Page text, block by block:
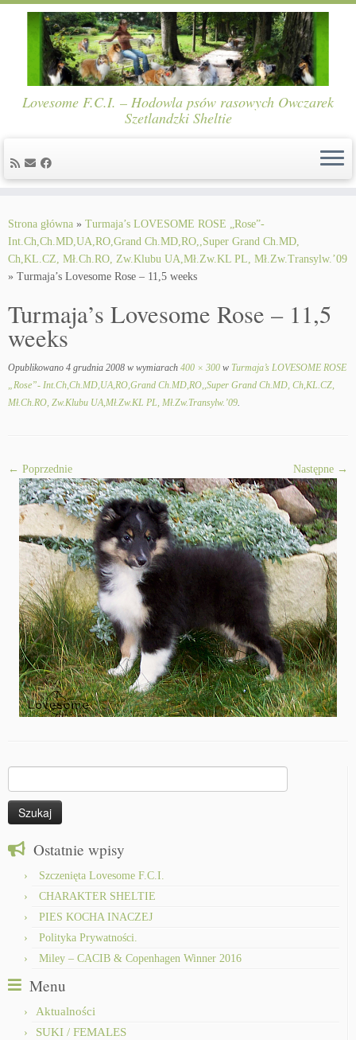
content
Lovesome F.C.I. – Hodowla psów rasowych Owczarek
Szetlandzki Sheltie
Strona główna » Turmaja’s LOVESOME ROSE „Rose”-
Int.Ch,Ch.MD,UA,RO,Grand Ch.MD,RO,,Super Grand Ch.MD,
Ch,KL.CZ, Mł.Ch.RO, Zw.Klubu UA,Mł.Zw.KL PL, Mł.Zw.Transylw.’09
» Turmaja’s Lovesome Rose – 11,5 weeks
Turmaja’s Lovesome Rose – 11,5
weeks
Opublikowano 4 grudnia 2008 w wymiarach 400 × 300 w Turmaja’s LOVESOME ROSE
„Rose”- Int.Ch,Ch.MD,UA,RO,Grand Ch.MD,RO,,Super Grand Ch.MD, Ch,KL.CZ,
Mł.Ch.RO, Zw.Klubu UA,Mł.Zw.KL PL, Mł.Zw.Transylw.’09.
← Poprzednie Następne →
Ostatnie wpisy
Szczenięta Lovesome F.C.I.
CHARAKTER SHELTIE
PIES KOCHA INACZEJ
Polityka Prywatności.
Miley – CACIB & Copenhagen Winner 2016
Menu
Aktualności
SUKI / FEMALES